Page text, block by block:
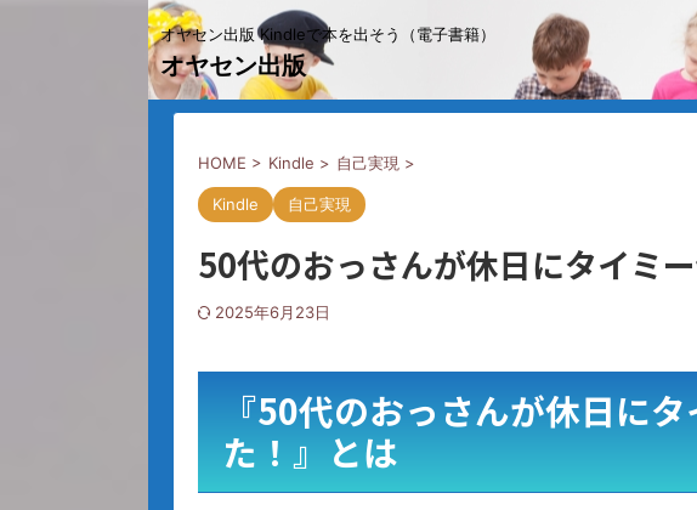
オヤセン出版 Kindleで本を出そう（電子書籍）
オヤセン出版
HOME > Kindle > 自己実現 >
Kindle 自己実現
50代のおっさんが休日にタイミ
2025年6月23日
『50代のおっさんが休日に
た！』とは